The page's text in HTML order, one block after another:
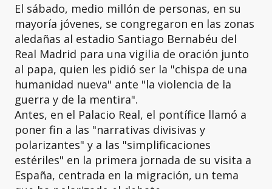
El sábado, medio millón de personas, en su
mayoría jóvenes, se congregaron en las zonas
aledañas al estadio Santiago Bernabéu del
Real Madrid para una vigilia de oración junto
al papa, quien les pidió ser la "chispa de una
humanidad nueva" ante "la violencia de la
guerra y de la mentira".
Antes, en el Palacio Real, el pontífice llamó a
poner fin a las "narrativas divisivas y
polarizantes" y a las "simplificaciones
estériles" en la primera jornada de su visita a
España, centrada en la migración, un tema